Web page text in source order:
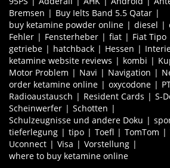
Bremsen
Buy Ielts Band 5.5 Qatar
buy ketamine powder online
diesel
Fehler
Fensterheber fiat Fiat Tipo
getriebe
hatchback Hessen
ketamine website reviews
kombi
Motor Problem
Navi Navigation
order ketamine online
oxycodone
Radioaustausch
Resident Cards
S-
Scheinwerfer
Schotten
Schulzeugnisse und andere Doku
tieferlegung
tipo Toefl TomTom
Uconnect
Visa
Vorstellung
where to buy ketamine online